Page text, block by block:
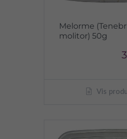
Melorme
molitor) 50g
Vis